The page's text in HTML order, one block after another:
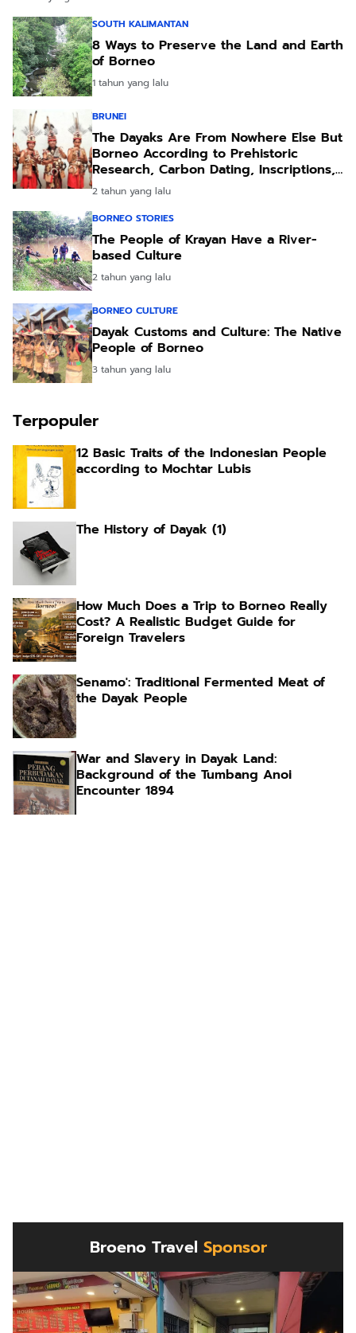
SOUTH KALIMANTAN
8 Ways to Preserve the Land and Earth
of Borneo
1 tahun yang lalu
BRUNEI
The Dayaks Are From Nowhere Else But
Borneo According to Prehistoric
Research, Carbon Dating, Inscriptions,
and Artifacts
2 tahun yang lalu
BORNEO STORIES
The People of Krayan Have a River-
based Culture
2 tahun yang lalu
BORNEO CULTURE
Dayak Customs and Culture: The Native
People of Borneo
3 tahun yang lalu
Terpopuler
12 Basic Traits of the Indonesian People
according to Mochtar Lubis
The History of Dayak (1)
How Much Does a Trip to Borneo Really
Cost? A Realistic Budget Guide for
Foreign Travelers
Senamo': Traditional Fermented Meat of
the Dayak People
War and Slavery in Dayak Land:
Background of the Tumbang Anoi
Encounter 1894
Broeno Travel Sponsor